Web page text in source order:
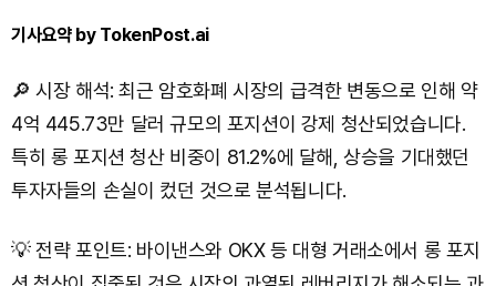
기사요약 by TokenPost.ai
🔎 시장 해석: 최근 암호화폐 시장의 급격한 변동으로 인해 약
4억 445.73만 달러 규모의 포지션이 강제 청산되었습니다.
특히 롱 포지션 청산 비중이 81.2%에 달해, 상승을 기대했던
투자자들의 손실이 컸던 것으로 분석됩니다.
💡 전략 포인트: 바이낸스와 OKX 등 대형 거래소에서 롱 포지